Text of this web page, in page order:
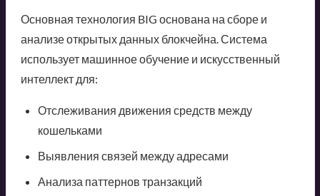
Основная технология BIG основана на сборе и
анализе открытых данных блокчейна. Система
использует машинное обучение и искусственный
интеллект для:
Отслеживания движения средств между
кошельками
Выявления связей между адресами
Анализа паттернов транзакций